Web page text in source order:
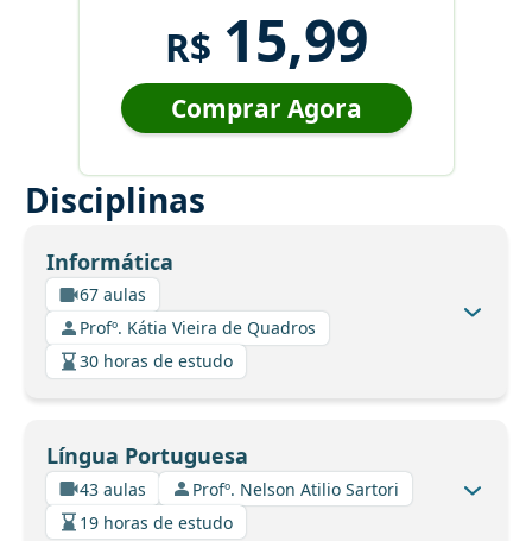
R$ 15,99
Comprar Agora
Disciplinas
Informática
67 aulas
Profº. Kátia Vieira de Quadros
30 horas de estudo
Língua Portuguesa
43 aulas
Profº. Nelson Atilio Sartori
19 horas de estudo